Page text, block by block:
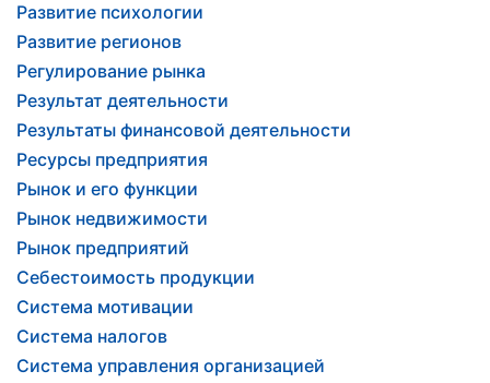
Развитие психологии
Развитие регионов
Регулирование рынка
Результат деятельности
Результаты финансовой деятельности
Ресурсы предприятия
Рынок и его функции
Рынок недвижимости
Рынок предприятий
Себестоимость продукции
Система мотивации
Система налогов
Система управления организацией